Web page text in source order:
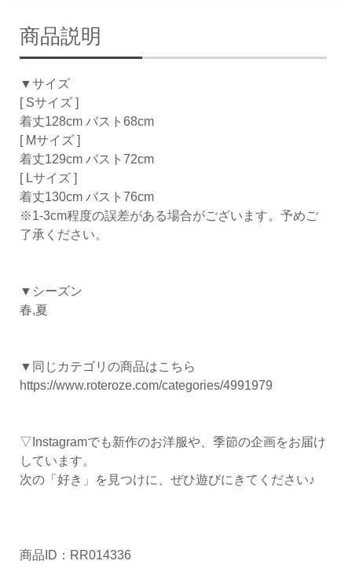
商品説明
▼サイズ
[ Sサイズ ]
着丈128cm バスト68cm
[ Mサイズ ]
着丈129cm バスト72cm
[ Lサイズ ]
着丈130cm バスト76cm
※1-3cm程度の誤差がある場合がございます。予めご
了承ください。
▼シーズン
春,夏
▼同じカテゴリの商品はこちら
https://www.roteroze.com/categories/4991979
▽Instagramでも新作のお洋服や、季節の企画をお届け
しています。
次の「好き」を見つけに、ぜひ遊びにきてください♪
商品ID：RR014336